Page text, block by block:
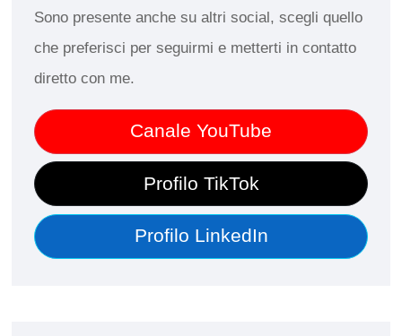
Sono presente anche su altri social, scegli quello
che preferisci per seguirmi e metterti in contatto
diretto con me.
Canale YouTube
Profilo TikTok
Profilo LinkedIn